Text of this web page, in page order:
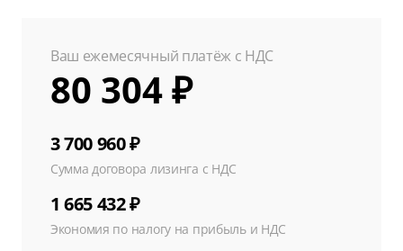
Ваш ежемесячный платёж с НДС
80 304 ₽
3 700 960 ₽
Сумма договора лизинга с НДС
1 665 432 ₽
Экономия по налогу на прибыль и НДС